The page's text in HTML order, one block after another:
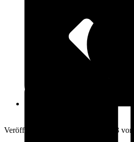
Veröffentlicht am: 16. Februar 2023 vom